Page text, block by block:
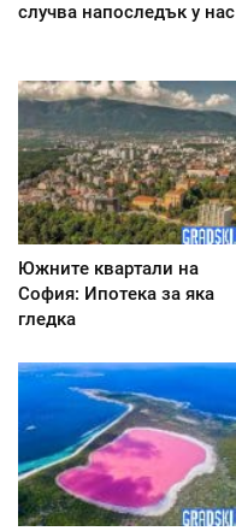
случва напоследък у нас
Южните квартали на
София: Ипотека за яка
гледка